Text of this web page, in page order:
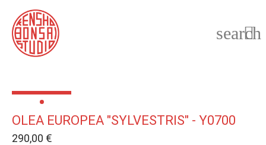

search
OLEA EUROPEA "SYLVESTRIS" - Y0700
290,00 €